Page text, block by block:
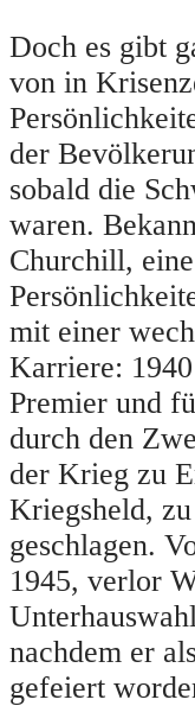
Doch es gibt
von in
der
sobald die
waren.
Churchill,
mit einer
Karriere:
Premier und
durch den
der Krieg zu
Kriegsheld,
geschlagen.
1945, verlor
nachdem er
gefeiert